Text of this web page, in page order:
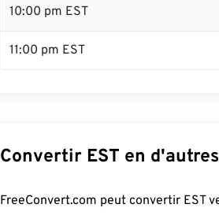
10:00 pm EST
11:00 pm EST
Convertir EST en
FreeConvert.com peut convertir EST